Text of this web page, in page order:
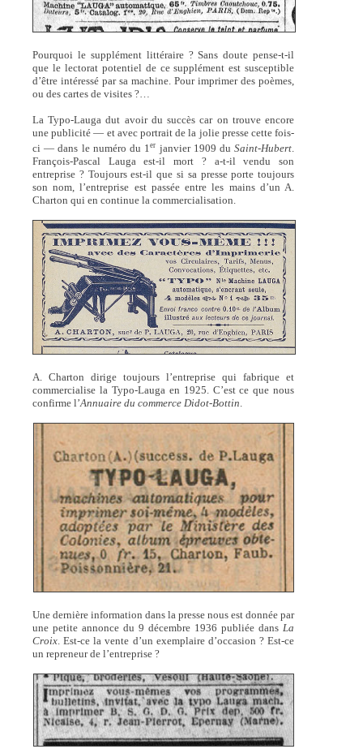
Pourquoi le supplément littéraire ? Sans doute pense-t-il
que le lectorat potentiel de ce supplément est susceptible
d’être intéressé par sa machine. Pour imprimer des poèmes,
ou des cartes de visites ?…
La Typo-Lauga dut avoir du succès car on trouve encore
une publicité — et avec portrait de la jolie presse cette fois-
ci — dans le numéro du 1er janvier 1909 duSaint-Hubert.
François-Pascal Lauga est-il mort ? a-t-il vendu son
entreprise ? Toujours est-il que si sa presse porte toujours
son nom, l’entreprise est passée entre les mains d’un A.
Charton qui en continue la commercialisation.
A. Charton dirige toujours l’entreprise qui fabrique et
commercialise la Typo-Lauga en 1925. C’est ce que nous
confirme l’Annuaire du commerce Didot-Bottin.
Une dernière information dans la presse nous est donnée par
une petite annonce du 9 décembre 1936 publiée dans La
Croix. Est-ce la vente d’un exemplaire d’occasion ? Est-ce
un repreneur de l’entreprise ?